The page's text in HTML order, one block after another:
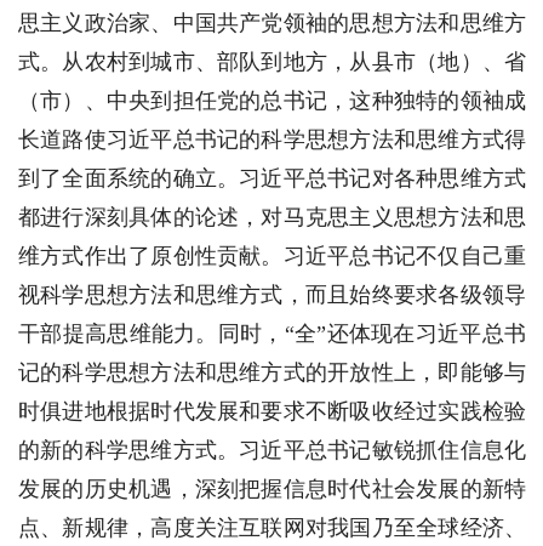
思主义政治家、中国共产党领袖的思想方法和思维方
式。从农村到城市、部队到地方，从县市（地）、省
（市）、中央到担任党的总书记，这种独特的领袖成
长道路使习近平总书记的科学思想方法和思维方式得
到了全面系统的确立。习近平总书记对各种思维方式
都进行深刻具体的论述，对马克思主义思想方法和思
维方式作出了原创性贡献。习近平总书记不仅自己重
视科学思想方法和思维方式，而且始终要求各级领导
干部提高思维能力。同时，“全”还体现在习近平总书
记的科学思想方法和思维方式的开放性上，即能够与
时俱进地根据时代发展和要求不断吸收经过实践检验
的新的科学思维方式。习近平总书记敏锐抓住信息化
发展的历史机遇，深刻把握信息时代社会发展的新特
点、新规律，高度关注互联网对我国乃至全球经济、